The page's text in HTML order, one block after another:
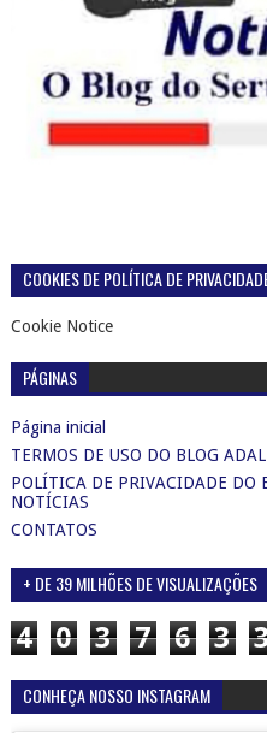
COOKIES DE POLÍTICA DE
Cookie Notice
PÁGINAS
Página inicial
TERMOS DE USO DO BLOG
POLÍTICA DE PRIVACIDADE DO
NOTÍCIAS
CONTATOS
+ DE 39 MILHÕES DE VISUALIZAÇÕES
4 0 3 7 6 3
CONHEÇA NOSSO INSTAGRAM